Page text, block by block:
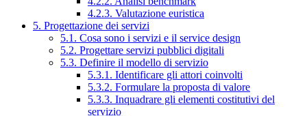
4.2.3. Valutazione euristica
5. Progettazione dei servizi
5.1. Cosa sono i servizi e il service design
5.2. Progettare servizi pubblici digitali
5.3. Definire il modello di servizio
5.3.1. Identificare gli attori coinvolti
5.3.2. Formulare la proposta di valore
5.3.3. Inquadrare gli elementi costitutivi del
servizio